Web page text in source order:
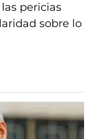
pericias
sobre lo